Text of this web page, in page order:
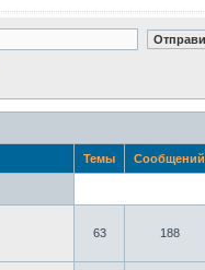
Темы Сообщений
63 188